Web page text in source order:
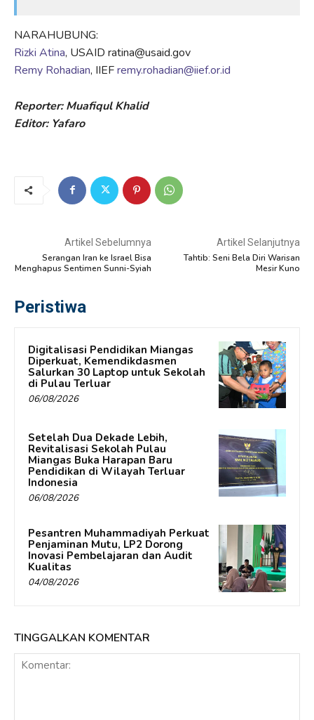
NARAHUBUNG:
Rizki Atina, USAID ratina@usaid.gov
Remy Rohadian, IIEFremy.rohadian@iief.or.id
Reporter: Muafiqul Khalid
Editor: Yafaro
Artikel Sebelumnya
Serangan Iran ke Israel Bisa
Menghapus Sentimen Sunni-Syiah
Artikel Selanjutnya
Tahtib: Seni Bela Diri Warisan
Mesir Kuno
Peristiwa
Digitalisasi Pendidikan Miangas
Diperkuat, Kemendikdasmen
Salurkan 30 Laptop untuk Sekolah
di Pulau Terluar
06/08/2026
Setelah Dua Dekade Lebih,
Revitalisasi Sekolah Pulau
Miangas Buka Harapan Baru
Pendidikan di Wilayah Terluar
Indonesia
06/08/2026
Pesantren Muhammadiyah Perkuat
Penjaminan Mutu, LP2 Dorong
Inovasi Pembelajaran dan Audit
Kualitas
04/08/2026
TINGGALKAN KOMENTAR